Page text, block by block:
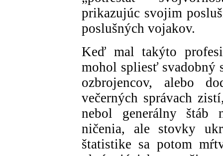
prikazujúc svojim
poslušných vojakov.
Keď mal takýto
mohol spliesť svadobný
ozbrojencov, alebo
večerných správach
nebol generálny štáb
ničenia, ale stovky
štatistike sa potom